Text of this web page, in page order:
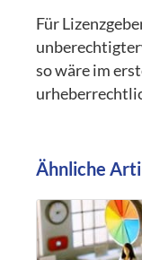
Für
so wäre im
Ähnliche